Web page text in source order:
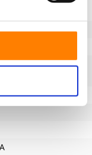
chaveta de acordo
DIN 6885 JS9